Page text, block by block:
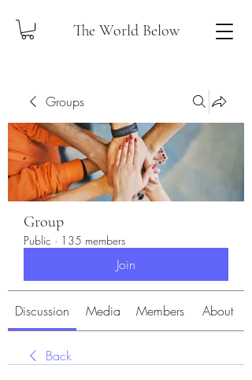
The World Below
Groups
Group
Public · 135 members
Join
Discussion Media Members About
Back